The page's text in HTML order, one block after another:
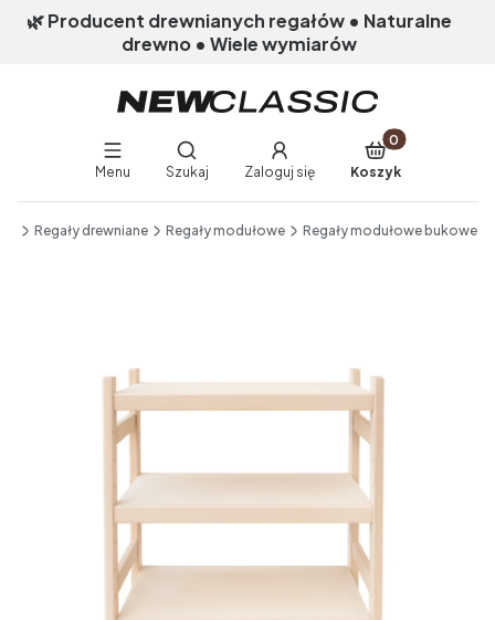
🌿 Producent drewnianych regałów • Naturalne
drewno • Wiele wymiarów
Menu
Otwórz wyszukiwarkę
Szukaj Zaloguj się
Produkty w
Koszyk
Regały drewniane Regały modułowe Regały modułowe bukowe